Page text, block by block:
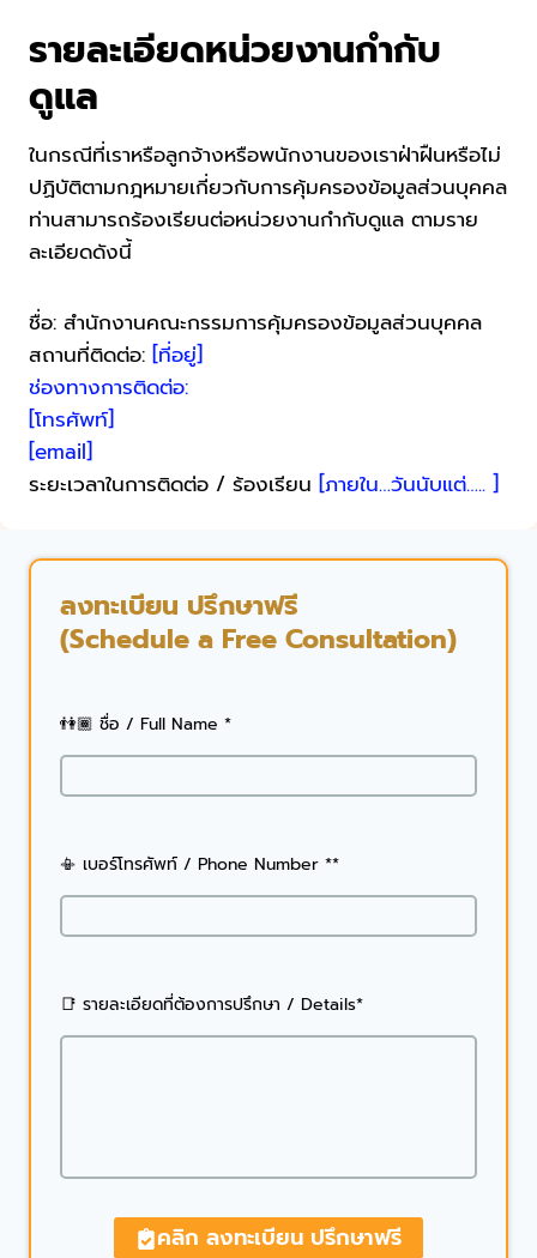
รายละเอียดหน่วยงานกำกับ
ดูแล
ในกรณีที่เราหรือลูกจ้างหรือพนักงานของเราฝ่าฝืนหรือไม่
ปฏิบัติตามกฎหมายเกี่ยวกับการคุ้มครองข้อมูลส่วนบุคคล
ท่านสามารถร้องเรียนต่อหน่วยงานกำกับดูแล ตามราย
ละเอียดดังนี้
ชื่อ: สำนักงานคณะกรรมการคุ้มครองข้อมูลส่วนบุคคล
สถานที่ติดต่อ: [ที่อยู่]
ช่องทางการติดต่อ:
[โทรศัพท์]
[email]
ระยะเวลาในการติดต่อ / ร้องเรียน [ภายใน…วันนับแต่….. ]
ลงทะเบียน ปรึกษาฟรี
(Schedule a Free Consultation)
👫🏾 ชื่อ / Full Name *
📳 เบอร์โทรศัพท์ / Phone Number **
📑 รายละเอียดที่ต้องการปรึกษา / Details*
คลิก ลงทะเบียน ปรึกษาฟรี